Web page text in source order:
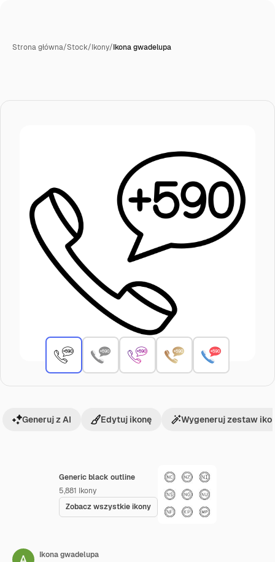
Strona główna/Stock/Ikony/Ikona gwadelupa
Generic black outline
5,881 Ikony
Zobacz wszystkie ikony
Generuj z AI Edytuj ikonę Wygeneruj zestaw
Ikona gwadelupa